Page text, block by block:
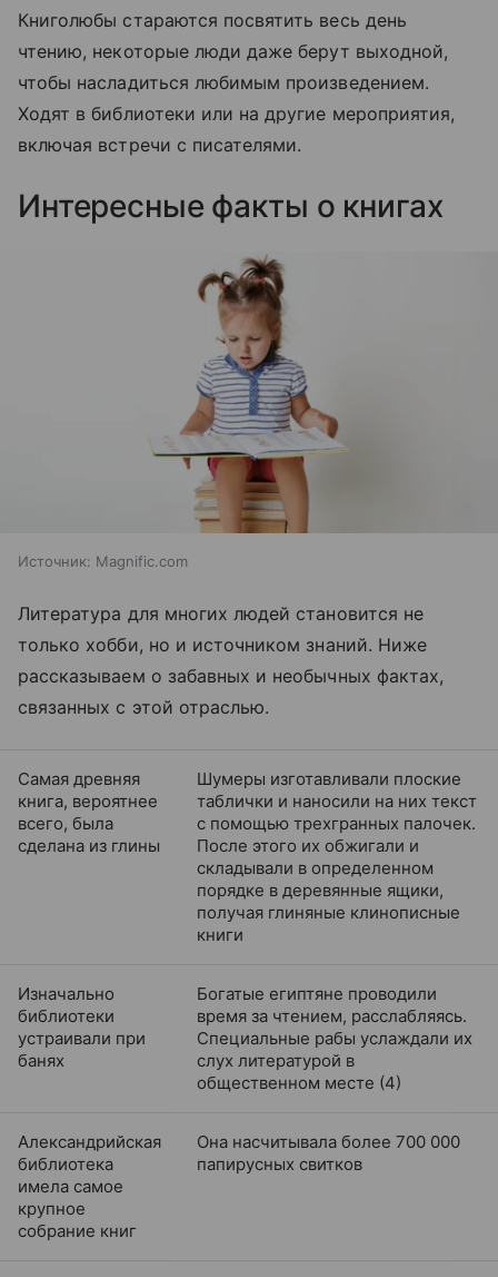
Книголюбы стараются посвятить весь день
чтению, некоторые люди даже берут выходной,
чтобы насладиться любимым произведением.
Ходят в библиотеки или на другие мероприятия,
включая встречи с писателями.
Интересные факты о книгах
Источник: Magnific.com
Литература для многих людей становится не
только хобби, но и источником знаний. Ниже
рассказываем о забавных и необычных фактах,
связанных с этой отраслью.
Самая древняя
книга, вероятнее
всего, была
сделана из глины
Шумеры изготавливали плоские
таблички и наносили на них текст
с помощью трехгранных палочек.
После этого их обжигали и
складывали в определенном
порядке в деревянные ящики,
получая глиняные клинописные
книги
Изначально
библиотеки
устраивали при
банях
Богатые египтяне проводили
время за чтением, расслабляясь.
Специальные рабы услаждали их
слух литературой в
общественном месте (4)
Александрийская
библиотека
имела самое
крупное
собрание книг
Она насчитывала более 700 000
папирусных свитков